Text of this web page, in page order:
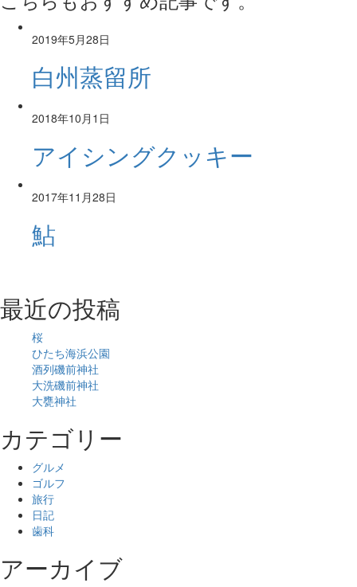
2019年5月28日
白州蒸留所
2018年10月1日
アイシングクッキー
2017年11月28日
鮎
最近の投稿
桜
ひたち海浜公園
酒列磯前神社
大洗磯前神社
大甕神社
カテゴリー
グルメ
ゴルフ
旅行
日記
歯科
アーカイブ